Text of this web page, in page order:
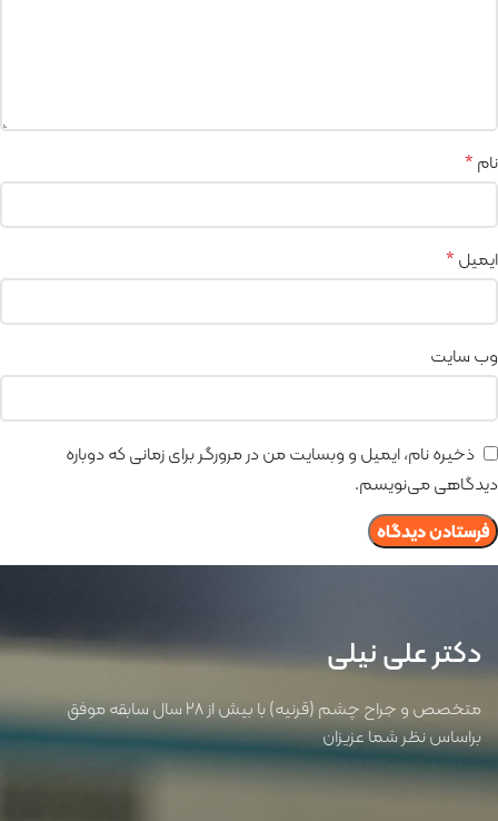
نام*
ایمیل*
وب‌ سایت
ذخیره نام، ایمیل و وبسایت من در مرورگر برای زمانی که دوباره
دیدگاهی می‌نویسم.
دکتر علی نیلی
متخصص و جراح چشم (قرنیه) با بیش از 28 سال سابقه موفق
براساس نظر شما عزیزان